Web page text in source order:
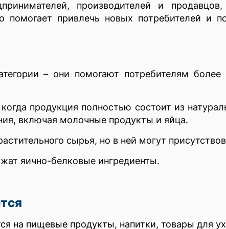
производителей и
помогает привлечь новых потребителей и
– они помогают потребителям
когда продукция полностью состоит из
включая молочные продукты и яйца.
сырья, но в ней могут
яично-белковые ингредиенты.
на пищевые продукты, напитки, товары для